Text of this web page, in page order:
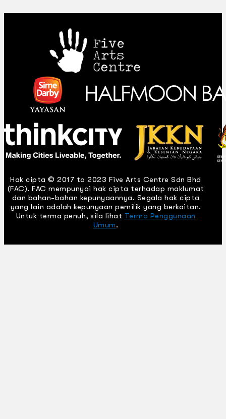
Hak cipta © 2017 to 2023 Five Arts Centre Sdn Bhd
(FAC). FAC mempunyai hak cipta terhadap maklumat
dan bahan-bahan kepunyaannya. Segala hak cipta
yang lain adalah kepunyaan pemilik yang berkaitan.
Untuk terma penuh, sila lihat Terma Penggunaan
Umum.